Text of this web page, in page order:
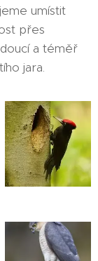
umístit
přes
a téměř
jara.